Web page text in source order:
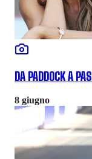
DA PADDOCK A
8 giugno